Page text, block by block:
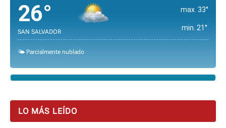
26°
SAN SALVADOR
max. 33°
min. 21°
🌤️ Parcialmente nublado
LO MÁS LEÍDO